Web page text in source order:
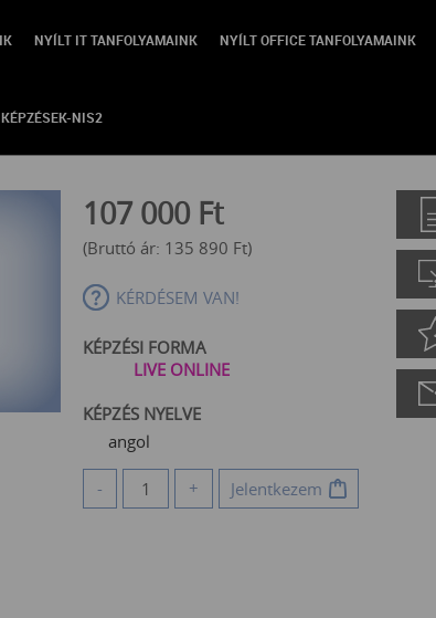
NYÍLT IT TANFOLYAMAINK NYÍLT OFFICE TANFOLYAMAINK
NIS2
107 000 Ft
(Bruttó ár: 135 890 Ft)
KÉRDÉSEM VAN!
KÉPZÉSI FORMA
LIVE ONLINE
KÉPZÉS NYELVE
angol
- + Jelentkezem